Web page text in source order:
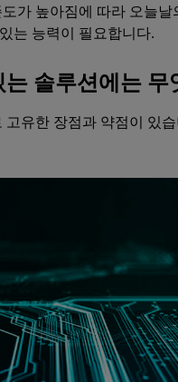
가 높아짐에 따라 오늘
는 능력이 필요합니다.
솔루션에는 무
유한 장점과 약점이 있